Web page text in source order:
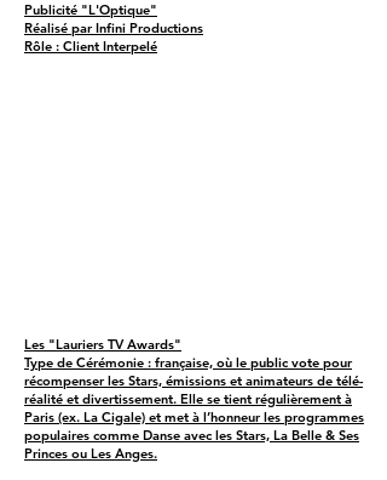
Publicité "L'Optique"
Réalisé par Infini Productions
Rôle : Client Interpelé
Les "Lauriers TV Awards"
Type de Cérémonie : française, où le public vote pour
récompenser les Stars, émissions et animateurs de télé-
réalité et divertissement. Elle se tient régulièrement à
Paris (ex. La Cigale) et met à l’honneur les programmes
populaires comme Danse avec les Stars, La Belle & Ses
Princes ou Les Anges.